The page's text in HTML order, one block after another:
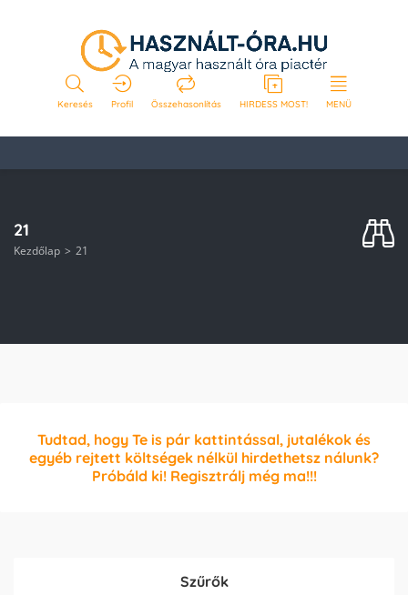
Keresés Profil Összehasonlítás HIRDESS MOST! MENÜ
21
Kezdőlap 21
Tudtad, hogy Te is pár kattintással, jutalékok és
egyéb rejtett költségek nélkül hirdethetsz nálunk?
Próbáld ki! Regisztrálj még ma!!!
Szűrők